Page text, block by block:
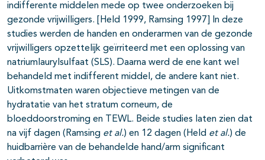
indifferente middelen mede op twee onderzoeken bij
gezonde vrijwilligers. [Held 1999, Ramsing 1997] In deze
studies werden de handen en onderarmen van de gezonde
vrijwilligers opzettelijk geïrriteerd met een oplossing van
natriumlaurylsulfaat (SLS). Daarna werd de ene kant wel
behandeld met indifferent middel, de andere kant niet.
Uitkomstmaten waren objectieve metingen van de
hydratatie van het stratum corneum, de
bloeddoorstroming en TEWL. Beide studies laten zien dat
na vijf dagen (Ramsing et al.) en 12 dagen (Held et al.) de
huidbarrière van de behandelde hand/arm significant